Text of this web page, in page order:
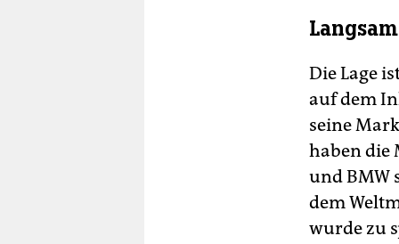
Die Lage
auf dem
seine
haben die
und BMW
dem
wurde zu